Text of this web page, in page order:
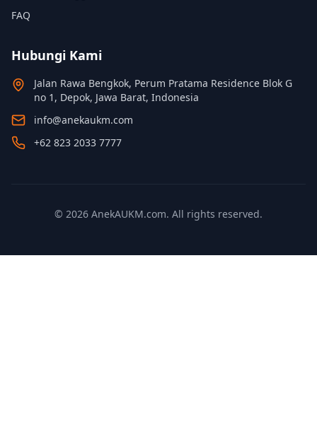
FAQ
Hubungi Kami
Jalan Rawa Bengkok, Perum Pratama Residence Blok G
no 1, Depok, Jawa Barat, Indonesia
info@anekaukm.com
+62 823 2033 7777
© 2026 AnekAUKM.com. All rights reserved.